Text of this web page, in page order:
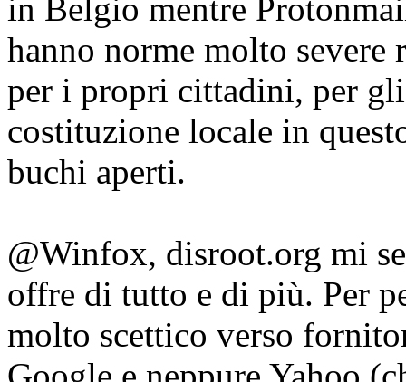
in Belgio mentre
hanno norme molto
per i propri cittadini, per
costituzione locale in
buchi aperti.
@Winfox, disroot.org mi
offre di tutto e di più. Per
molto scettico verso